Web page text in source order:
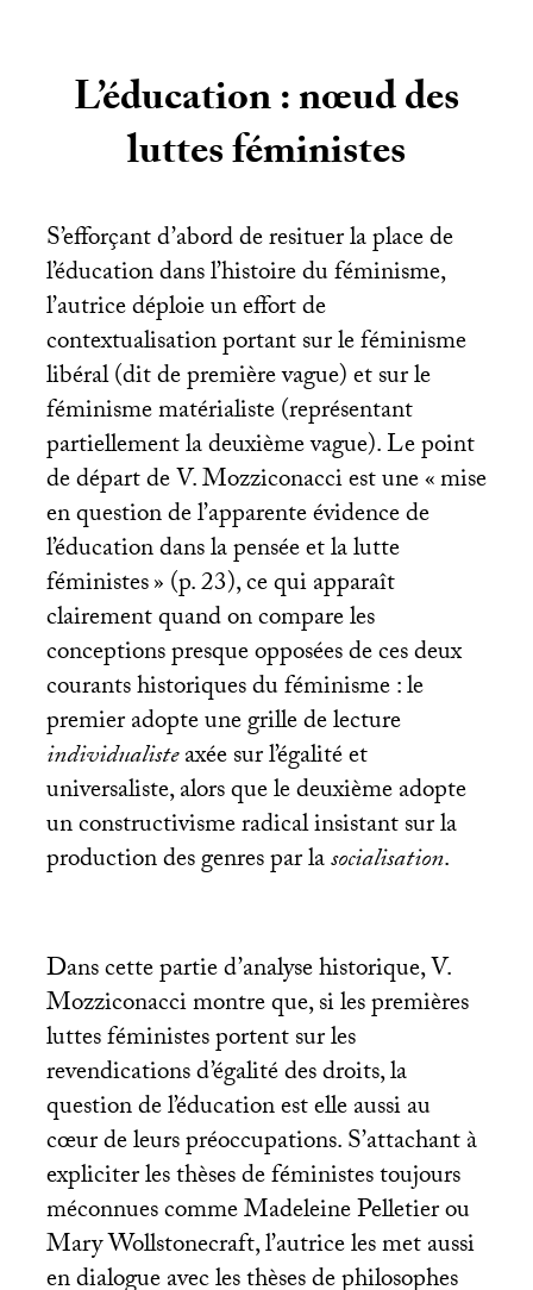
L’éducation : nœud des
luttes féministes
S’efforçant d’abord de resituer la place de
l’éducation dans l’histoire du féminisme,
l’autrice déploie un effort de
contextualisation portant sur le féminisme
libéral (dit de première vague) et sur le
féminisme matérialiste (représentant
partiellement la deuxième vague). Le point
de départ de V. Mozziconacci est une «mise
en question de l’apparente évidence de
l’éducation dans la pensée et la lutte
féministes» (p. 23), ce qui apparaît
clairement quand on compare les
conceptions presque opposées de ces deux
courants historiques du féminisme : le
premier adopte une grille de lecture
individualisteaxée sur l’égalité et
universaliste, alors que le deuxième adopte
un constructivisme radical insistant sur la
production des genres par lasocialisation.
Dans cette partie d’analyse historique, V.
Mozziconacci montre que, si les premières
luttes féministes portent sur les
revendications d’égalité des droits, la
question de l’éducation est elle aussi au
cœur de leurs préoccupations. S’attachant à
expliciter les thèses de féministes toujours
méconnues comme Madeleine Pelletier ou
Mary Wollstonecraft, l’autrice les met aussi